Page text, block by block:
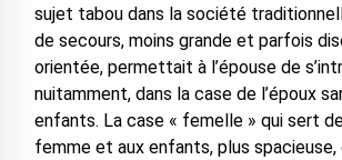
sujet tabou dans la société
de secours, moins grande et parfois
orientée, permettait à l’épouse de
nuitamment, dans la case de l’époux
enfants. La case « femelle » qui sert
femme et aux enfants, plus spacieuse,